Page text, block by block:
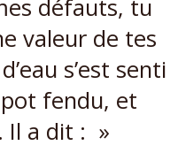
défauts, tu
valeur de tes
s’est senti
fendu, et
Il a dit : »